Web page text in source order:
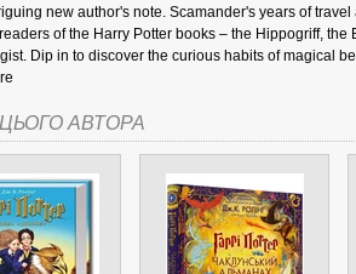
О.І. ЧАС
ВИЗНАЧЕННЯХ, СЦЕНАРІЯХ). АНТОНІНА
new author's note. Scamander's years of
of the Harry Potter books – the Hippogriff,
Dip in to discover the curious habits of magical
АВТОРА